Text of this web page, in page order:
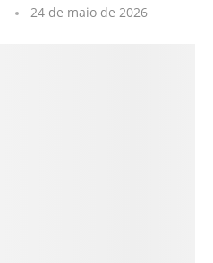
24 de maio de 2026